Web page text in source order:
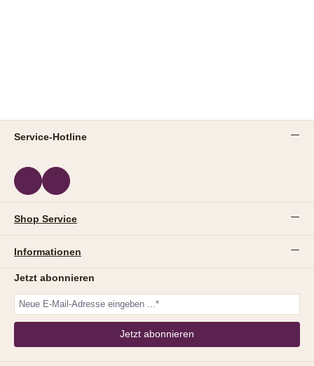
Service-Hotline
Shop Service
Informationen
Jetzt abonnieren
Jetzt abonnieren